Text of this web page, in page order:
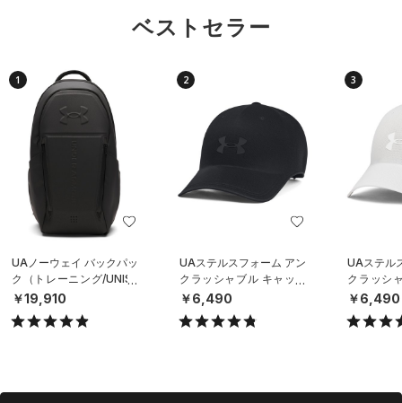
ベストセラー
1
UAノーウェイ バックパッ
ク（トレーニング/UNISE
X）
￥19,910
2
UAステルスフォーム アン
クラッシャブル キャップ
（ライフスタイル/UNISE
￥6,490
3
UAステル
クラッシ
（ライフ
￥6,490